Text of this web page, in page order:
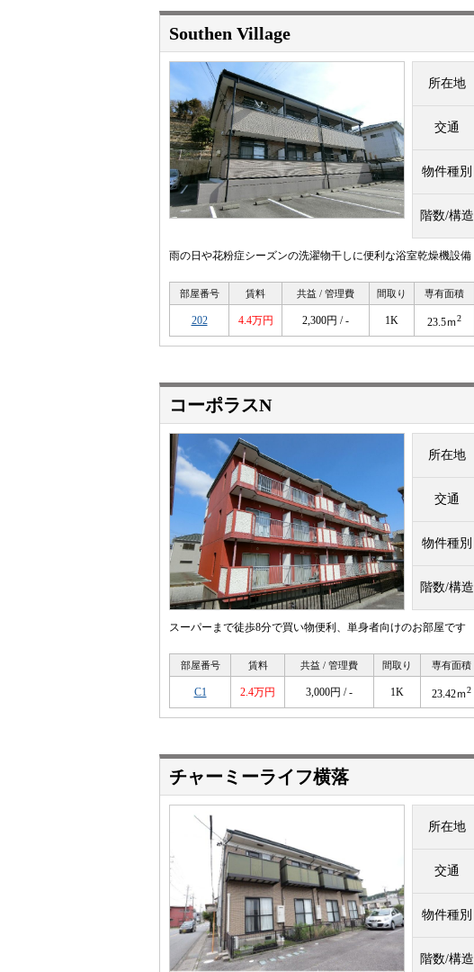
Southen Village
所在地
交通
物件種別
階数/構造
雨の日や花粉症シーズンの洗濯物干しに便利な浴室乾燥機設備
部屋番号 賃料 共益 / 管理費 間取り 専有面積
202 4.4万円 2,300円 / - 1K 23.5ｍ2
コーポラスN
所在地
交通
物件種別
階数/構造
スーパーまで徒歩8分で買い物便利、単身者向けのお部屋です
部屋番号 賃料 共益 / 管理費 間取り 専有面積
C1 2.4万円 3,000円 / - 1K 23.42ｍ2
チャーミーライフ横落
所在地
交通
物件種別
階数/構造